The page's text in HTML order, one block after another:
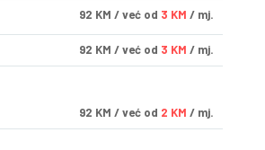
92 KM / već od 3 KM / mj.
92 KM / već od 3 KM / mj.
92 KM / već od 2 KM / mj.